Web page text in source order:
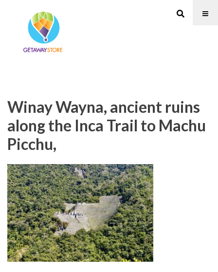
Winay Wayna, ancient ruins
along the Inca Trail to Machu
Picchu,